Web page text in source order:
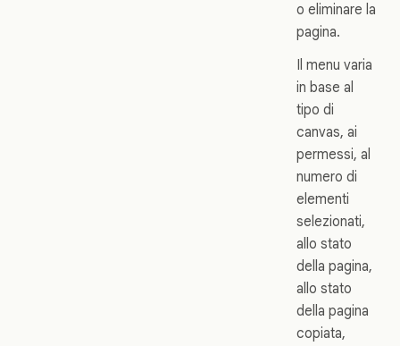
o eliminare la
pagina.
Il menu varia
in base al
tipo di
canvas, ai
permessi, al
numero di
elementi
selezionati,
allo stato
della pagina,
allo stato
della pagina
copiata,